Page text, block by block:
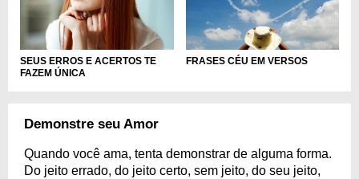
SEUS ERROS E ACERTOS TE
FAZEM ÚNICA
FRASES CÉU EM VERSOS
Demonstre seu Amor
Quando você ama, tenta demonstrar de alguma forma.
Do jeito errado, do jeito certo, sem jeito, do seu jeito,